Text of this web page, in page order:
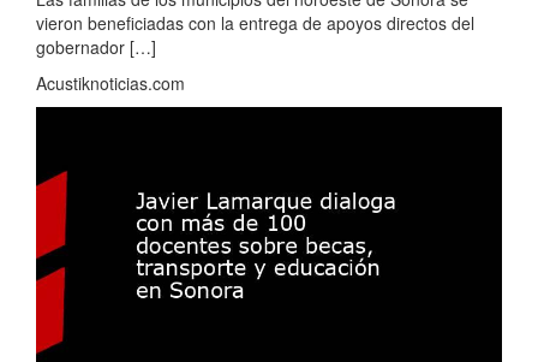
vieron beneficiadas con la entrega de apoyos directos del
gobernador […]
Acustiknoticias.com